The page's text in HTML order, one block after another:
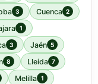
3 Cuenca 2
1
3 Jaén 5
8 Lleida 7
Melilla 1